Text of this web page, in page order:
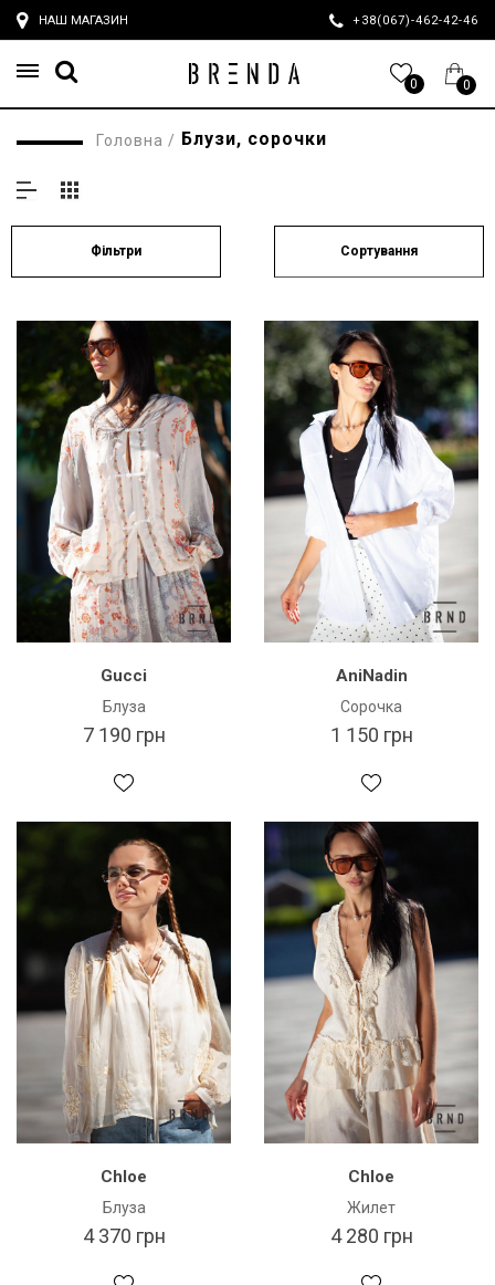
НАШ МАГАЗИН +38(067)-462-42-46
0 0
Головна / Блузи, сорочки
Фільтри Сортування
Gucci
Блуза
7 190 грн
AniNadin
Сорочка
1 150 грн
Chloe
Блуза
4 370 грн
Chloe
Жилет
4 280 грн